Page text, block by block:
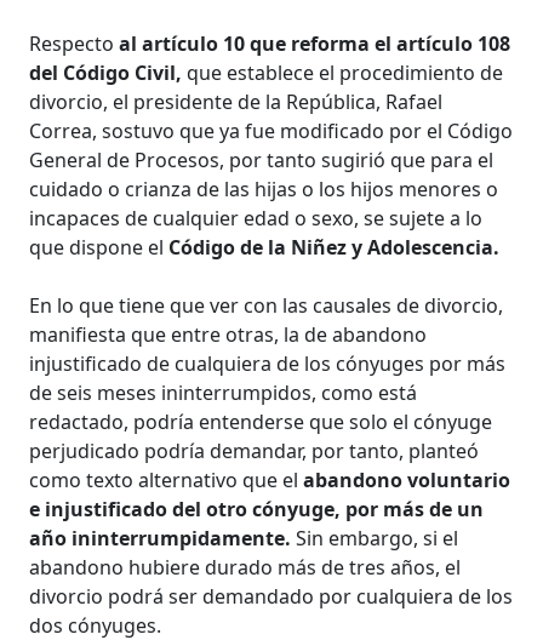
Respectoal artículo 10 que reforma el artículo 108
del Código Civil,que establece el procedimiento de
divorcio, el presidente de la República, Rafael
Correa, sostuvo que ya fue modificado por el Código
General de Procesos, por tanto sugirió que para el
cuidado o crianza de las hijas o los hijos menores o
incapaces de cualquier edad o sexo, se sujete a lo
que dispone el Código de la Niñez y Adolescencia.
En lo que tiene que ver con las causales de divorcio,
manifiesta que entre otras, la de abandono
injustificado de cualquiera de los cónyuges por más
de seis meses ininterrumpidos, como está
redactado, podría entenderse que solo el cónyuge
perjudicado podría demandar, por tanto, planteó
como texto alternativo que elabandono voluntario
e injustificado del otro cónyuge, por más de un
año ininterrumpidamente. Sin embargo, si el
abandono hubiere durado más de tres años, el
divorcio podrá ser demandado por cualquiera de los
dos cónyuges.